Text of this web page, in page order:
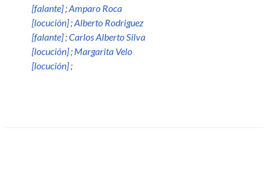
[falante];Amparo Roca
[locución];Alberto Rodriguez
[falante];Carlos Alberto Silva
[locución]; Margarita Velo
[locución];